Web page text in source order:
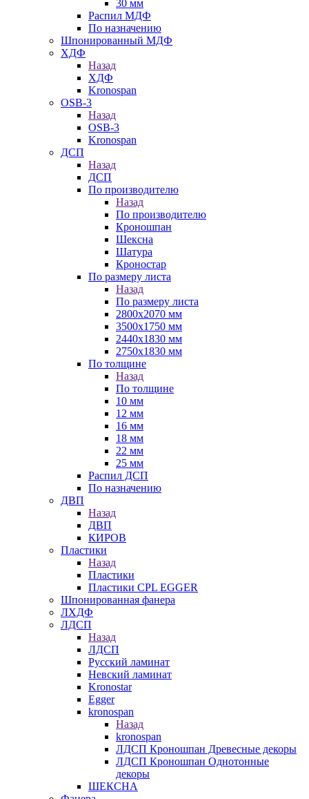
30 мм
Распил МДФ
По назначению
Шпонированный МДФ
ХДФ
Назад
ХДФ
Kronospan
OSB-3
Назад
OSB-3
Kronospan
ДСП
Назад
ДСП
По производителю
Назад
По производителю
Кроношпан
Шексна
Шатура
Кроностар
По размеру листа
Назад
По размеру листа
2800х2070 мм
3500х1750 мм
2440х1830 мм
2750х1830 мм
По толщине
Назад
По толщине
10 мм
12 мм
16 мм
18 мм
22 мм
25 мм
Распил ДСП
По назначению
ДВП
Назад
ДВП
КИРОВ
Пластики
Назад
Пластики
Пластики CPL EGGER
Шпонированная фанера
ЛХДФ
ЛДСП
Назад
ЛДСП
Русский ламинат
Невский ламинат
Kronostar
Egger
kronospan
Назад
kronospan
ЛДСП Кроношпан Древесные декоры
ЛДСП Кроношпан Однотонные
декоры
ШЕКСНА